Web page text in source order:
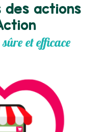
des actions
et efficace